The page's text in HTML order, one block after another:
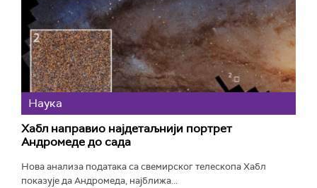
Наука
Хабл направио најдетаљнији портрет
Андромеде до сада
Нова анализа података са свемирског телескопа Хабл
показује да Андромеда, најближа...